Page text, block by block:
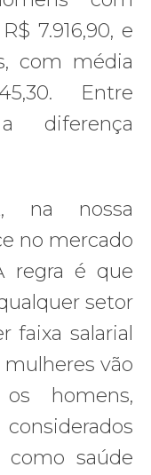
7.916,90, e
com média
Entre
diferença
na nossa
no mercado
regra é que
setor
faixa salarial
vão
homens,
saúde